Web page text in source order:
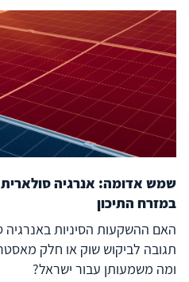
שמש אדומה: אנרגיה סולארית
במזרח התיכון
האם ההשקעות הסיניות באנרגיה
תגובה לביקוש שוק או חלק
ומה משמעותן עבור ישראל?